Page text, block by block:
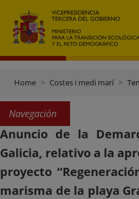
Home Costes i medi marí
Navegación
Anuncio de la
Galicia, relativo a la
proyecto
marisma de la playa